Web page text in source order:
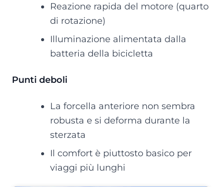
Reazione rapida del motore (quarto
di rotazione)
Illuminazione alimentata dalla
batteria della bicicletta
Punti deboli
La forcella anteriore non sembra
robusta e si deforma durante la
sterzata
Il comfort è piuttosto basico per
viaggi più lunghi